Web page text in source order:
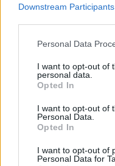
Downstream Participants
Please note that this
not limited to your visit
grant or deny consent
use your data for below
consent section.
Personal Data
I want to opt-out of
personal data.
Opted In
I want to opt-out of
Personal Data.
Opted In
I want to opt-out of
Personal Data for